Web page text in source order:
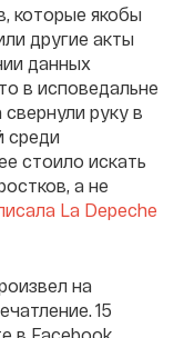
которые якобы
другие акты
данных
в исповедальне
руку в
среди
стоило искать
а не
La Depeche
на
15